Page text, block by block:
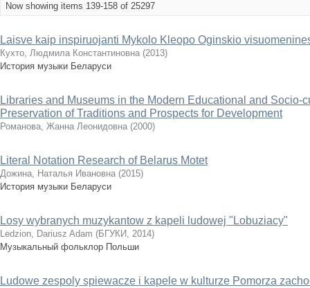
Now showing items 139-158 of 25297
Laisve kaip inspiruojanti Mykolo Kleopo Oginskio
Кухто, Людмила Константиновна (2013)
История музыки Беларуси
Libraries and Museums in the Modern Educational and Socio-
Preservation of Traditions and Prospects for Development
Романова, Жанна Леонидовна (2000)
Literal Notation Research of Belarus Motet
Дожина, Наталья Ивановна (2015)
История музыки Беларуси
Losy wybranych muzykantow z kapeli ludowej "Lobuziacy"
Ledzion, Dariusz Adam (БГУКИ, 2014)
Музыкальный фольклор Польши
Ludowe zespoly spiewacze i kapele w kulturze Pomorza